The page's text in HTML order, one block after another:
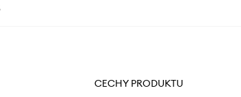
CECHY PRODUKTU